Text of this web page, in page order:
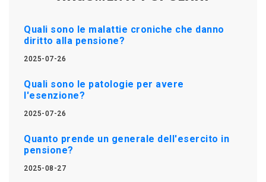
Quali sono le malattie croniche che danno
diritto alla pensione?
2025-07-26
Quali sono le patologie per avere
l'esenzione?
2025-07-26
Quanto prende un generale dell'esercito in
pensione?
2025-08-27